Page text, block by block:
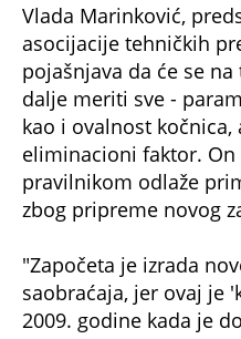
Vlada Marinković,
asocijacije tehničkih
pojašnjava da će se
dalje meriti sve -
kao i ovalnost kočnica,
eliminacioni faktor. On
pravilnikom odlaže
zbog pripreme novog
"Započeta je izrada
saobraćaja, jer ovaj je
2009. godine kada je